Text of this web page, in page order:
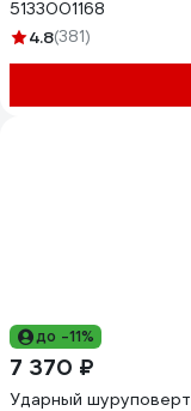
5133001168
4.8(381)
до -11%
7 370 ₽
Ударный